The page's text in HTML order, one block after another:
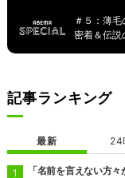
＃５：薄
密着＆伝説
記事ランキング
最新 24
「名前を言えない方々